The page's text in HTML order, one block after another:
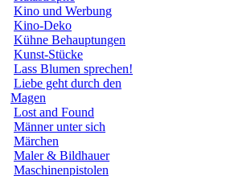
Kino und Werbung
Kino-Deko
Kühne Behauptungen
Kunst-Stücke
Lass Blumen sprechen!
Liebe geht durch den
Magen
Lost and Found
Männer unter sich
Märchen
Maler & Bildhauer
Maschinenpistolen